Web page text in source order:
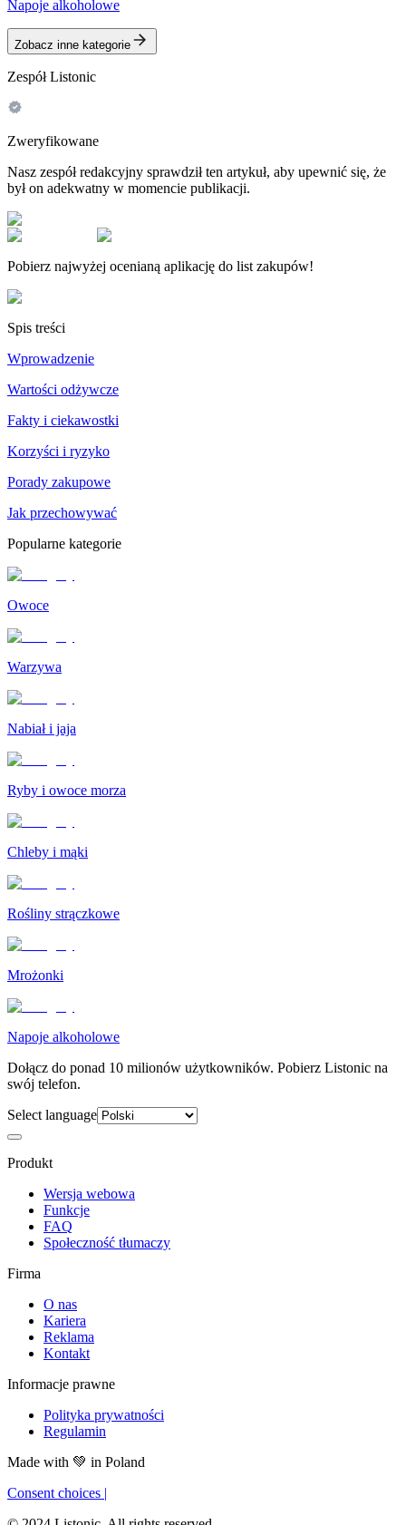
Napoje alkoholowe
Zobacz inne kategorie
Zespół Listonic
Zweryfikowane
Nasz zespół redakcyjny sprawdził ten artykuł, aby upewnić się, że
był on adekwatny w momencie publikacji.
Pobierz najwyżej ocenianą aplikację do list zakupów!
Spis treści
Wprowadzenie
Wartości odżywcze
Fakty i ciekawostki
Korzyści i ryzyko
Porady zakupowe
Jak przechowywać
Popularne kategorie
Owoce
Warzywa
Nabiał i jaja
Ryby i owoce morza
Chleby i mąki
Rośliny strączkowe
Mrożonki
Napoje alkoholowe
Dołącz do ponad 10 milionów użytkowników. Pobierz Listonic na
swój telefon.
Select language
Produkt
Wersja webowa
Funkcje
FAQ
Społeczność tłumaczy
Firma
O nas
Kariera
Reklama
Kontakt
Informacje prawne
Polityka prywatności
Regulamin
Made with 💚 in Poland
Consent choices |